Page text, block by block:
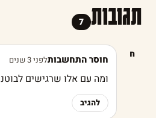
תגובות 7
ח חוסר התחשבותלפני 3 שנים
ומה עם אלו שרגישים
להגיב